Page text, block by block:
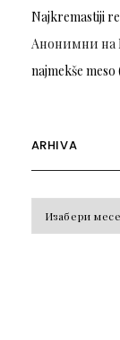
Najkremastiji
Анонимни на
najmekše meso
ARHIVA